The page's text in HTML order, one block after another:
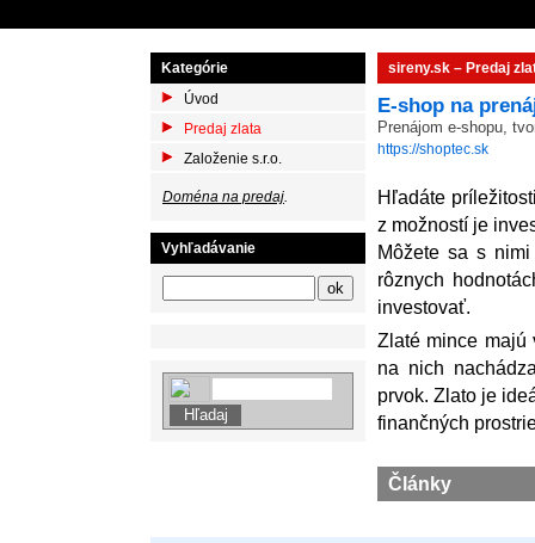
Kategórie
Úvod
Predaj zlata
Založenie s.r.o.
Doména na predaj.
Vyhľadávanie
sireny.sk – Predaj
E-shop na
Prenájom e-shopu,
https://shoptec.sk
Hľadáte
z možností je
Môžete sa s
rôznych
investovať.
Zlaté mince majú
na nich
prvok. Zlato je
finančných
Články